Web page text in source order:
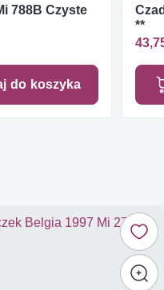
788B Czyste
do koszyka
**